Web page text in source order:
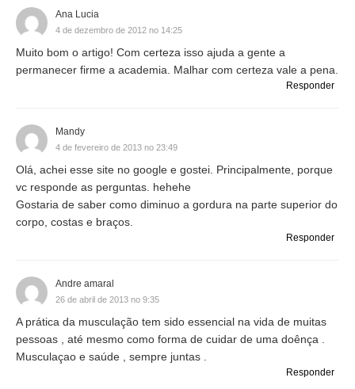
Ana Lucia
4 de dezembro de 2012 no 14:25
Muito bom o artigo! Com certeza isso ajuda a gente a
permanecer firme a academia. Malhar com certeza vale a pena.
Responder
Mandy
4 de fevereiro de 2013 no 23:49
Olá, achei esse site no google e gostei. Principalmente, porque
vc responde as perguntas. hehehe
Gostaria de saber como diminuo a gordura na parte superior do
corpo, costas e braços.
Responder
Andre amaral
26 de abril de 2013 no 9:35
A prática da musculação tem sido essencial na vida de muitas
pessoas , até mesmo como forma de cuidar de uma doênça .
Musculaçao e saúde , sempre juntas .
Responder